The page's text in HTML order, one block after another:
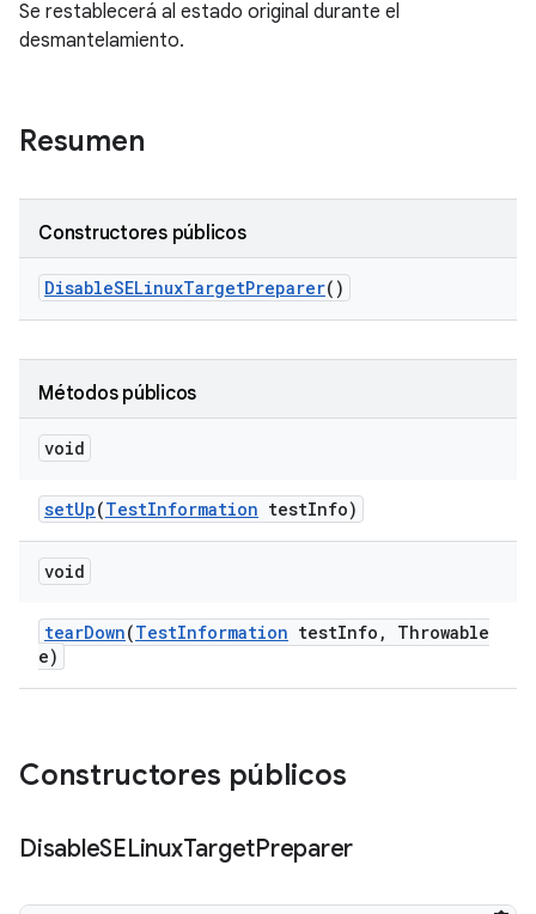
Se restablecerá al estado original durante el
desmantelamiento.
Resumen
Constructores públicos
DisableSELinuxTargetPreparer()
Métodos públicos
void
setUp(TestInformation testInfo)
void
tearDown(TestInformation testInfo ,
Throwable
e)
Constructores públicos
DisableSELinuxTargetPreparer